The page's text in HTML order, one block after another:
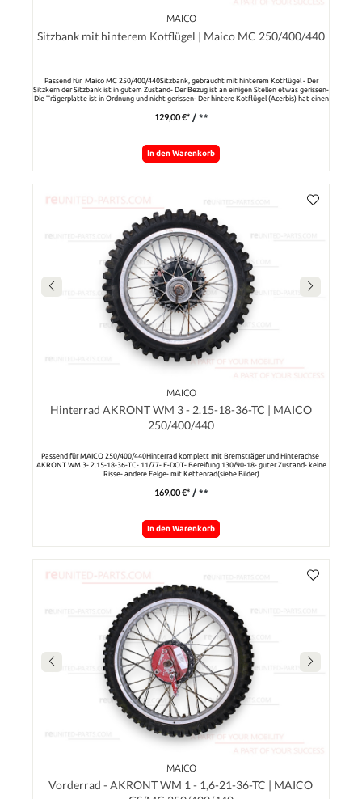
MAICO
Sitzbank mit hinterem Kotflügel | Maico MC 250/400/440
Passend für Maico MC 250/400/440Sitzbank, gebraucht mit hinterem Kotflügel - Der
Sitzkern der Sitzbank ist in gutem Zustand- Der Bezug ist an einigen Stellen etwas gerissen-
Die Trägerplatte ist in Ordnung und nicht gerissen- Der hintere Kotflügel (Acerbis) hat einen
129,00 €* / **
In den Warenkorb
MAICO
Hinterrad AKRONT WM 3 - 2.15-18-36-TC | MAICO
250/400/440
Passend für MAICO 250/400/440Hinterrad komplett mit Bremsträger und Hinterachse
AKRONT WM 3- 2.15-18-36-TC- 11/77- E-DOT- Bereifung 130/90-18- guter Zustand- keine
Risse- andere Felge- mit Kettenrad(siehe Bilder)
169,00 €* / **
In den Warenkorb
MAICO
Vorderrad - AKRONT WM 1 - 1,6-21-36-TC | MAICO